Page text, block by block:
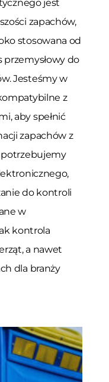
jest
zapachów,
stosowana od
do
Jesteśmy w
z
aby spełnić
zapachów z
potrzebujemy
do kontroli
w
kontrola
a nawet
dla branży